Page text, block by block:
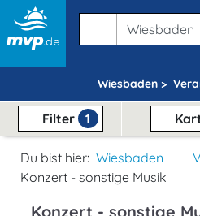
Wiesbaden >
Filter 1
Du bist hier: Wiesbaden
Konzert - sonstige Musik
Konzert - sonstige